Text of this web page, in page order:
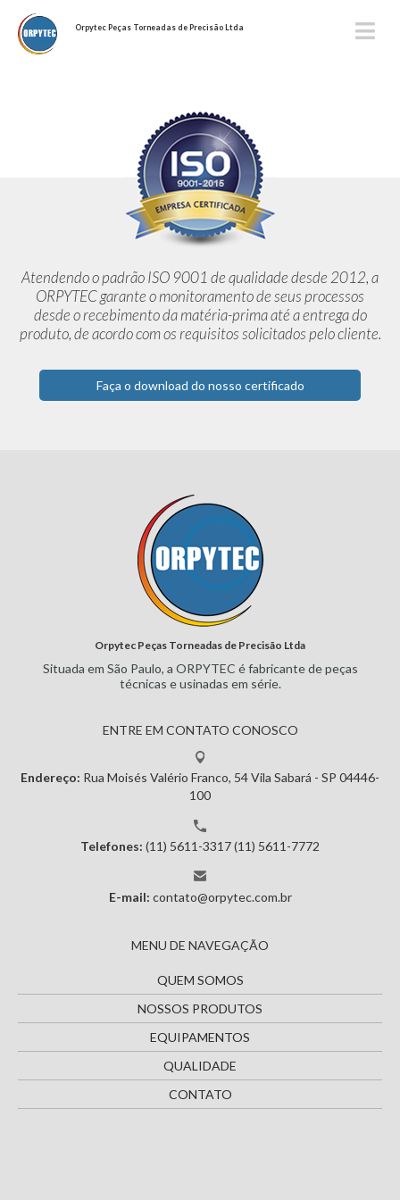
Orpytec Peças Torneadas de Precisão Ltda
Atendendo o padrão ISO 9001 de qualidade desde 2012,a
ORPYTEC garante o monitoramento de seus processos
desde orecebimento da matéria-prima até a entrega do
produto, de acordocom os requisitos solicitados pelo cliente.
Faça o download do nosso certificado
Orpytec Peças Torneadas de Precisão Ltda
Situada em São Paulo, a ORPYTEC é fabricante de peças
técnicas eusinadas em série.
ENTRE EM CONTATO CONOSCO
Endereço: Rua Moisés Valério Franco, 54Vila Sabará - SP 04446-
100
Telefones: (11) 5611-3317(11) 5611-7772
E-mail: contato@orpytec.com.br
MENU DE NAVEGAÇÃO
QUEM SOMOS
NOSSOS PRODUTOS
EQUIPAMENTOS
QUALIDADE
CONTATO